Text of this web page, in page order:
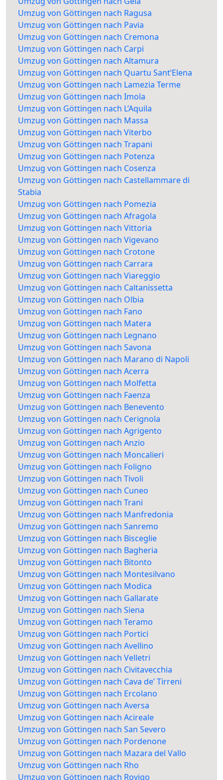
Umzug von Göttingen nach Ragusa
Umzug von Göttingen nach Pavia
Umzug von Göttingen nach Cremona
Umzug von Göttingen nach Carpi
Umzug von Göttingen nach Altamura
Umzug von Göttingen nach Quartu Sant’Elena
Umzug von Göttingen nach Lamezia Terme
Umzug von Göttingen nach Imola
Umzug von Göttingen nach L’Aquila
Umzug von Göttingen nach Massa
Umzug von Göttingen nach Viterbo
Umzug von Göttingen nach Trapani
Umzug von Göttingen nach Potenza
Umzug von Göttingen nach Cosenza
Umzug von Göttingen nach Castellammare di
Stabia
Umzug von Göttingen nach Pomezia
Umzug von Göttingen nach Afragola
Umzug von Göttingen nach Vittoria
Umzug von Göttingen nach Vigevano
Umzug von Göttingen nach Crotone
Umzug von Göttingen nach Carrara
Umzug von Göttingen nach Viareggio
Umzug von Göttingen nach Caltanissetta
Umzug von Göttingen nach Olbia
Umzug von Göttingen nach Fano
Umzug von Göttingen nach Matera
Umzug von Göttingen nach Legnano
Umzug von Göttingen nach Savona
Umzug von Göttingen nach Marano di Napoli
Umzug von Göttingen nach Acerra
Umzug von Göttingen nach Molfetta
Umzug von Göttingen nach Faenza
Umzug von Göttingen nach Benevento
Umzug von Göttingen nach Cerignola
Umzug von Göttingen nach Agrigento
Umzug von Göttingen nach Anzio
Umzug von Göttingen nach Moncalieri
Umzug von Göttingen nach Foligno
Umzug von Göttingen nach Tivoli
Umzug von Göttingen nach Cuneo
Umzug von Göttingen nach Trani
Umzug von Göttingen nach Manfredonia
Umzug von Göttingen nach Sanremo
Umzug von Göttingen nach Bisceglie
Umzug von Göttingen nach Bagheria
Umzug von Göttingen nach Bitonto
Umzug von Göttingen nach Montesilvano
Umzug von Göttingen nach Modica
Umzug von Göttingen nach Gallarate
Umzug von Göttingen nach Siena
Umzug von Göttingen nach Teramo
Umzug von Göttingen nach Portici
Umzug von Göttingen nach Avellino
Umzug von Göttingen nach Velletri
Umzug von Göttingen nach Civitavecchia
Umzug von Göttingen nach Cava de’ Tirreni
Umzug von Göttingen nach Ercolano
Umzug von Göttingen nach Aversa
Umzug von Göttingen nach Acireale
Umzug von Göttingen nach San Severo
Umzug von Göttingen nach Pordenone
Umzug von Göttingen nach Mazara del Vallo
Umzug von Göttingen nach Rho
Umzug von Göttingen nach Rovigo